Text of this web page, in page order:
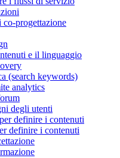
progettazione
e il linguaggio
(search keywords)
analytics
degli utenti
definire i contenuti
definire i contenuti